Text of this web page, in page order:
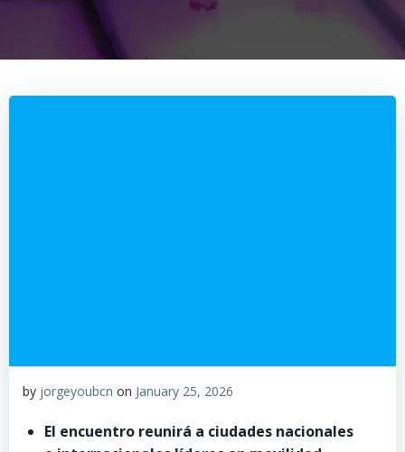
by jorgeyoubcn on January 25, 2026
El encuentro reunirá a ciudades nacionales